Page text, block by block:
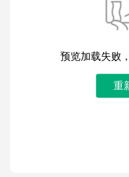
预览加载失败
重